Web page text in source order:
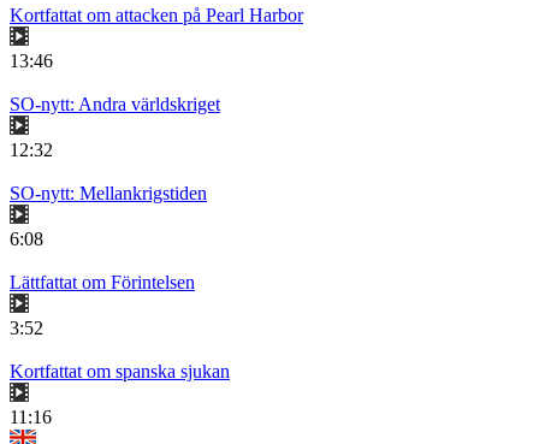
Kortfattat om attacken på Pearl Harbor
13:46
SO-nytt: Andra världskriget
12:32
SO-nytt: Mellankrigstiden
6:08
Lättfattat om Förintelsen
3:52
Kortfattat om spanska sjukan
11:16